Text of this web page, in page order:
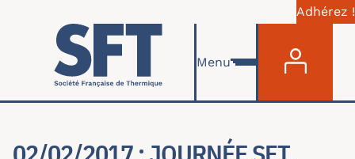
Aller au contenu principal
Adhérez !
Menu